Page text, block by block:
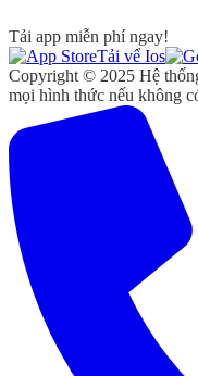
Tải app miễn phí ngay!
Tải vể Ios
Copyright © 2025 Hệ
mọi hình thức nếu không